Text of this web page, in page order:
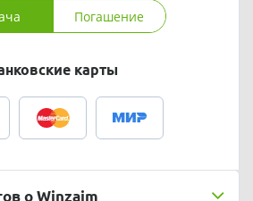
Погашение
карты
о Winzaim